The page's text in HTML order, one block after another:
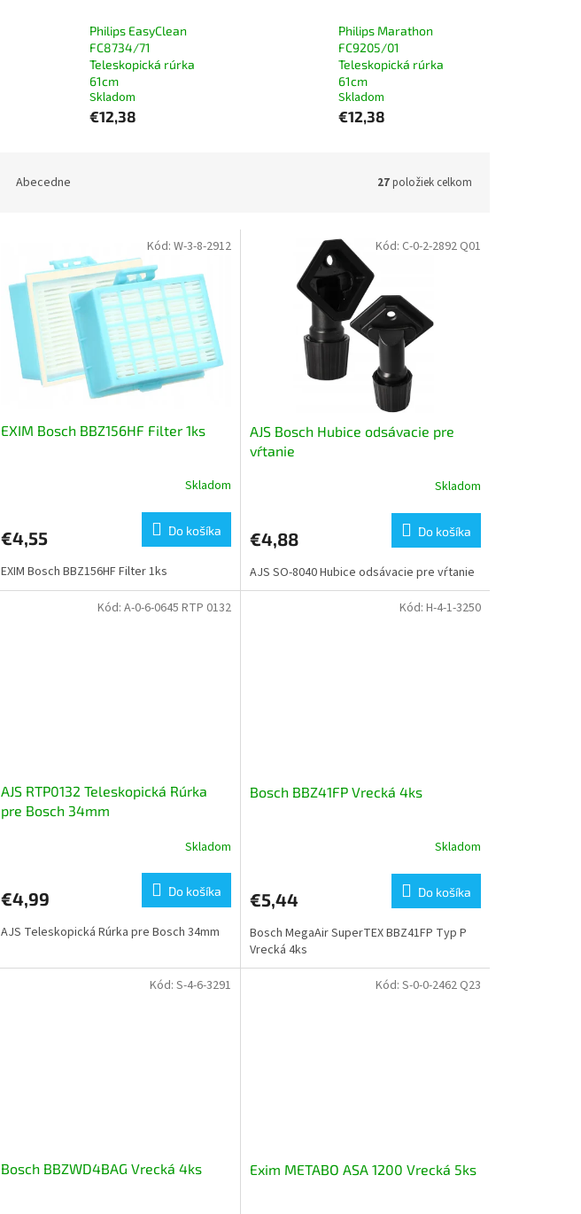
Philips EasyClean
FC8734/71
Teleskopická rúrka
61cm
Skladom
€12,38
Philips Marathon
FC9205/01
Teleskopická rúrka
61cm
Skladom
€12,38
Abecedne 27položiek celkom
EXIM Bosch BBZ156HF Filter 1ks
Skladom
€4,55 Do košíka
EXIM Bosch BBZ156HF Filter 1ks
Kód: W-3-8-2912
AJS Bosch Hubice odsávacie pre
vŕtanie
Skladom
€4,88 Do košíka
AJS SO-8040 Hubice odsávacie pre vŕtanie
Kód: C-0-2-2892 Q01
AJS RTP0132 Teleskopická Rúrka
pre Bosch 34mm
Skladom
€4,99 Do košíka
AJS Teleskopická Rúrka pre Bosch 34mm
Kód: A-0-6-0645 RTP 0132
Bosch BBZ41FP Vrecká 4ks
je
z
5
hviezdičiek.
Skladom
€5,44 Do košíka
Bosch MegaAir SuperTEX BBZ41FP Typ P
Vrecká 4ks
Kód: H-4-1-3250
Bosch BBZWD4BAG Vrecká 4ks
Kód: S-4-6-3291
Exim METABO ASA 1200 Vrecká 5ks
Kód: S-0-0-2462 Q23